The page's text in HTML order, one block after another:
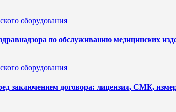
оборудования
по обслуживанию медицинских
оборудования
заключением договора: лицензия, СМК,